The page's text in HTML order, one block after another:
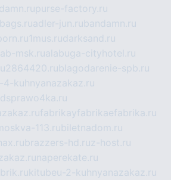
purse-factory.ru
adler-jun.rubandamn.ru
1mus.rudarksand.ru
msk.rualabuga-cityhotel.ru
2864420.rublagodarenie-spb.ru
kuhnyanazakaz.ru
fabrikayfabrikaefabrika.ru
113.rubiletnadom.ru
brazzers-hd.ruz-host.ru
naperekate.ru
kitubeu-2-kuhnyanazakaz.ru